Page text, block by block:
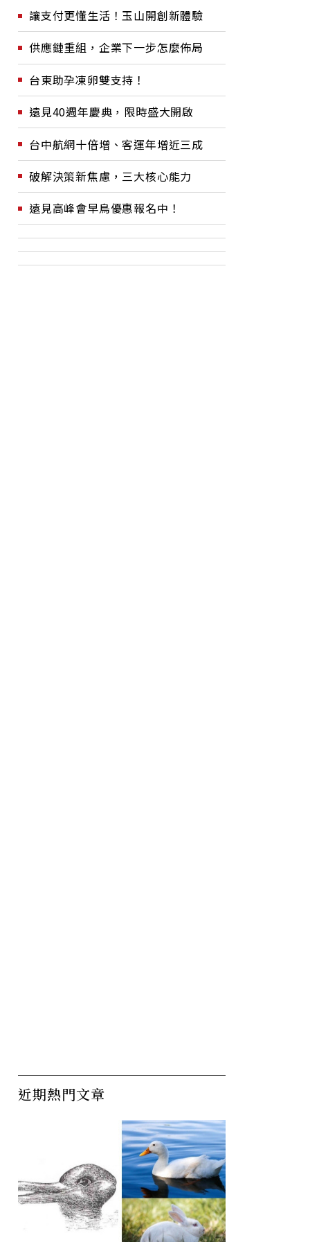
讓支付更懂生活！玉山開創新體驗
供應鏈重組，企業下一步怎麼佈局
台東助孕凍卵雙支持！
遠見40週年慶典，限時盛大開啟
台中航網十倍增、客運年增近三成
破解決策新焦慮，三大核心能力
遠見高峰會早鳥優惠報名中！
近期熱門文章